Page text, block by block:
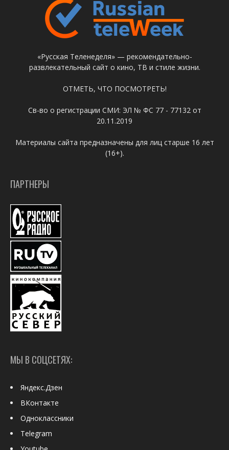
«Русская Теленеделя» — рекомендательно-
развлекательный сайт о кино, ТВ и стиле жизни.
ОТМЕТЬ, ЧТО ПОСМОТРЕТЬ!
Св-во о регистрации СМИ: ЭЛ № ФС 77 - 77132 от
20.11.2019
Материалы сайта предназначены для лиц старше 16 лет
(16+).
ПАРТНЕРЫ
МЫ В СОЦСЕТЯХ:
Яндекс.Дзен
ВКонтакте
Одноклассники
Telegram